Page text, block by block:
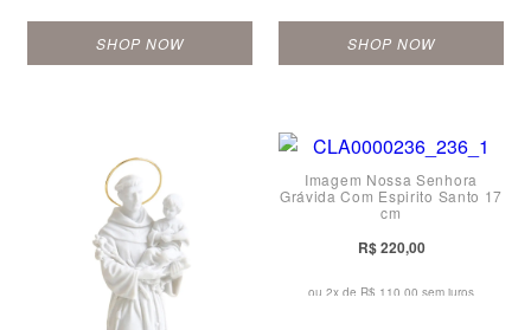
SHOP NOW SHOP NOW
Imagem Nossa Senhora
Grávida Com Espirito Santo 17
cm
R$ 220,00
ou 2x de R$ 110,00 sem juros